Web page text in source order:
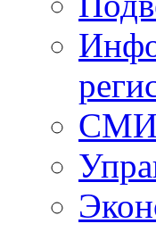
СМИ